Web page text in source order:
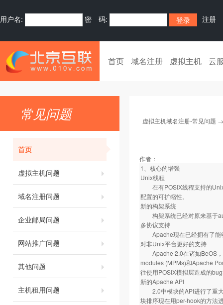
用户名: 密 码: 注册
首页 域名注册 虚拟主机 云
常见问题
首页
虚拟主机问题
域名注册问题
企业邮局问题
网站推广问题
其他问题
主机租用问题
虚拟主机域名注册-常见问题
作者：
1、核心的增强
Unix线程
在有POSIX线程支持的Unix
配置的可扩缩性。
新的构架系统
构架系统已经对原来基于
多协议支持
Apache现在已经拥有了能
对非Unix平台更好的支持
Apache 2.0在诸如BeOS，
modules (MPMs)和Apache
往使用POSIX模拟层造成的
新的Apache API
2.0中模块的API进行了重大
块排序现在用per-hook的方法